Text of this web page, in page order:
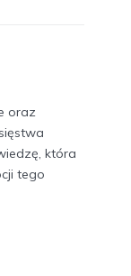
oraz
która
tego